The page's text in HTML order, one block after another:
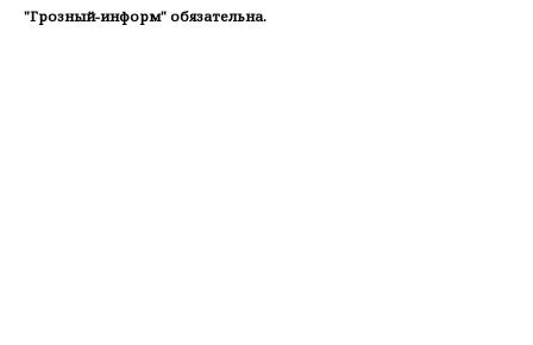
"Грозный-информ" обязательна.